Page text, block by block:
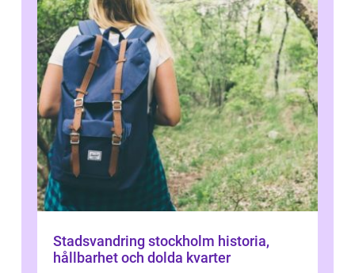
Stadsvandring stockholm historia,
hållbarhet och dolda kvarter